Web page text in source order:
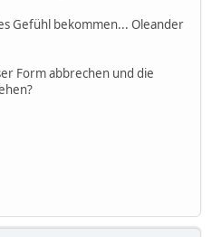
Gefühl bekommen... Oleander
Form abbrechen und die